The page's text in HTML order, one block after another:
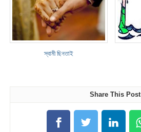
স্বামী ছিনতাই
Share This Post